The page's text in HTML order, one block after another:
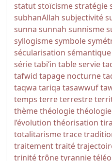
statutstoïcismestratégie
subhanAllah subjectivité
sunna sunnah sunnisme
syllogismesymbole
sécularisation sémantique
sérietabi‘in table servie
tafwid tapage nocturne
taqwa tariqa tasawwuf
temps terreterrestre
thèmethéologie
l’évolution théorisation
totalitarismetrace
traitementtraité
trinitétrônetyrannie